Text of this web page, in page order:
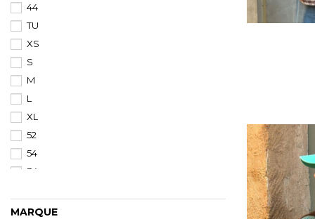
44
TU
XS
S
M
L
XL
52
54
34
T2
MARQUE